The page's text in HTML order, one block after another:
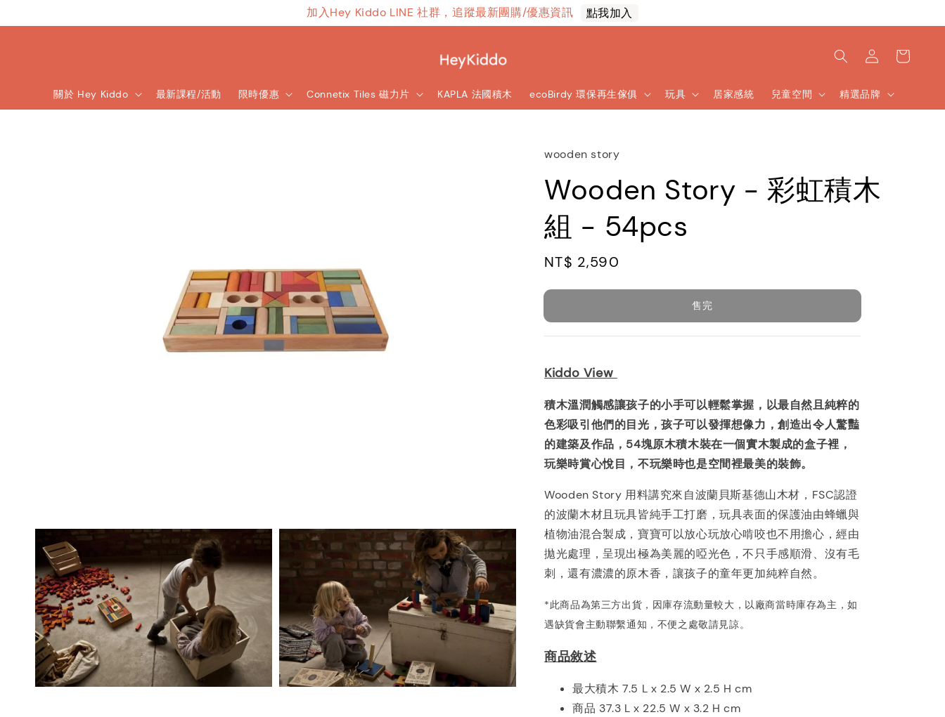
加入Hey Kiddo LINE 社群，追蹤最新團購/優惠資訊 點我加入
關於 Hey Kiddo 最新課程/活動 限時優惠 Connetix Tiles 磁力片 KAPLA 法國積木 ecoBirdy 環保再生傢俱 玩具 居家感統 兒童空間 精選品牌
wooden story
Wooden Story - 彩虹積木
組 - 54pcs
Regular
NT$ 2,590
售完
Kiddo View
積木溫潤觸感讓孩子的小手可以輕鬆掌握，以最自然且純粹的
色彩吸引他們的目光，孩子可以發揮想像力，創造出令人驚豔
的建築及作品，54塊原木積木裝在一個實木製成的盒子裡，
玩樂時賞心悅目，不玩樂時也是空間裡最美的裝飾。
Wooden Story 用料講究來自波蘭貝斯基德山木材，FSC認證
的波蘭木材且玩具皆純手工打磨，玩具表面的保護油由蜂蠟與
植物油混合製成，寶寶可以放心玩放心啃咬也不用擔心，經由
拋光處理，呈現出極為美麗的啞光色，不只手感順滑、沒有毛
刺，還有濃濃的原木香，讓孩子的童年更加純粹自然。
*此商品為第三方出貨，因庫存流動量較大，以廠商當時庫存為主，如
遇缺貨會主動聯繫通知，不便之處敬請見諒。
商品敘述
最大積木 7.5 L x 2.5 W x 2.5 H cm
商品 37.3 L x 22.5 W x 3.2 H cm